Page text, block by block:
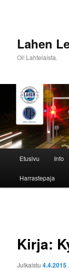
Lahen
Oi! Lahtelaista.
Etusivu Info
Harrastepaja
Kirja:
Julkaistu4.4.2015